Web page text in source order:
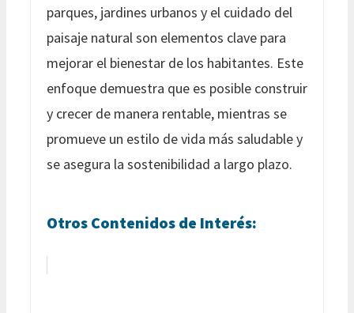
parques, jardines urbanos y el cuidado del
paisaje natural son elementos clave para
mejorar el bienestar de los habitantes. Este
enfoque demuestra que es posible construir
y crecer de manera rentable, mientras se
promueve un estilo de vida más saludable y
se asegura la sostenibilidad a largo plazo.
Otros Contenidos de Interés: